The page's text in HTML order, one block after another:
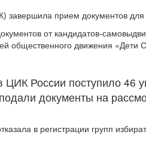
завершила прием документов
от кандидатов-
общественного движения
ЦИК России поступило
документы на
в регистрации групп